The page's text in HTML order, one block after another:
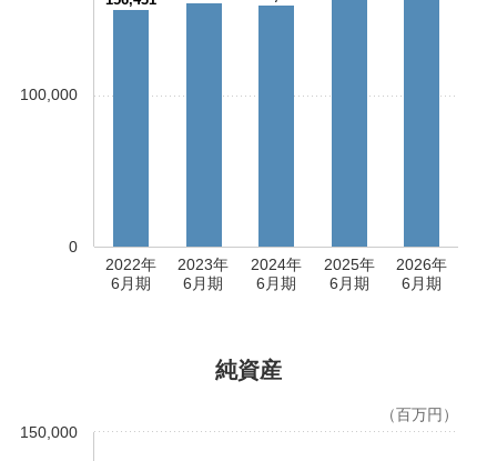
2022年
6月期
2023年
6月期
2024年
6月期
2025年
6月期
2026年
6月期
0
100,000
純資産
150,000
（百万円）